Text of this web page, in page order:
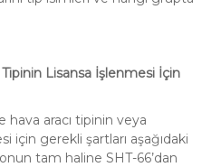
Lisansa İşlenmesi İçin
hava aracı tipinin veya
için gerekli şartları aşağıdaki
tam haline SHT-66’dan